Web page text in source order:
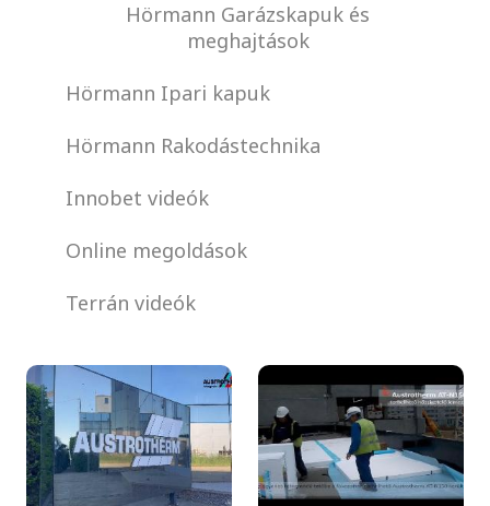
Hörmann Garázskapuk és
meghajtások
Hörmann Ipari kapuk
Hörmann Rakodástechnika
Innobet videók
Online megoldások
Terrán videók